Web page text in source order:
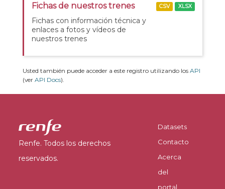
Fichas de nuestros trenes
Fichas con información técnica y
enlaces a fotos y vídeos de
nuestros trenes
CSV XLSX
Usted también puede acceder a este registro utilizando los API
(ver API Docs).
Renfe. Todos los derechos
reservados.
Datasets
Contacto
Acerca
del
portal